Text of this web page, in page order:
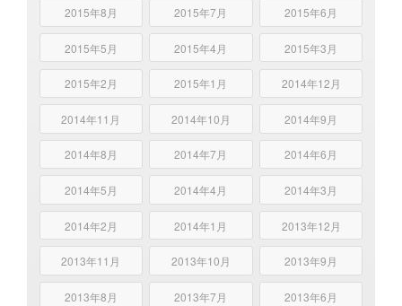
2015年8月 2015年7月 2015年6月
2015年5月 2015年4月 2015年3月
2015年2月 2015年1月 2014年12月
2014年11月 2014年10月 2014年9月
2014年8月 2014年7月 2014年6月
2014年5月 2014年4月 2014年3月
2014年2月 2014年1月 2013年12月
2013年11月 2013年10月 2013年9月
2013年8月 2013年7月 2013年6月